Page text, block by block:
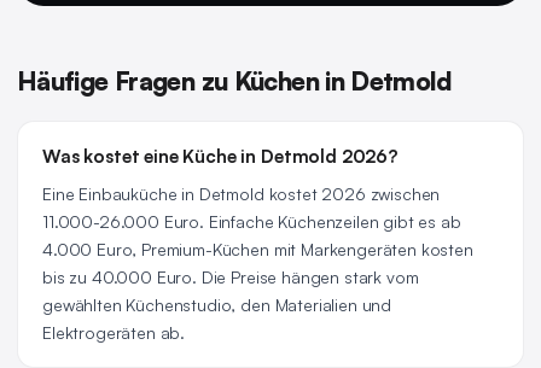
Häufige Fragen zu Küchen in Detmold
Was kostet eine Küche in Detmold 2026?
Eine Einbauküche in Detmold kostet 2026 zwischen
11.000-26.000 Euro. Einfache Küchenzeilen gibt es ab
4.000 Euro, Premium-Küchen mit Markengeräten kosten
bis zu 40.000 Euro. Die Preise hängen stark vom
gewählten Küchenstudio, den Materialien und
Elektrogeräten ab.